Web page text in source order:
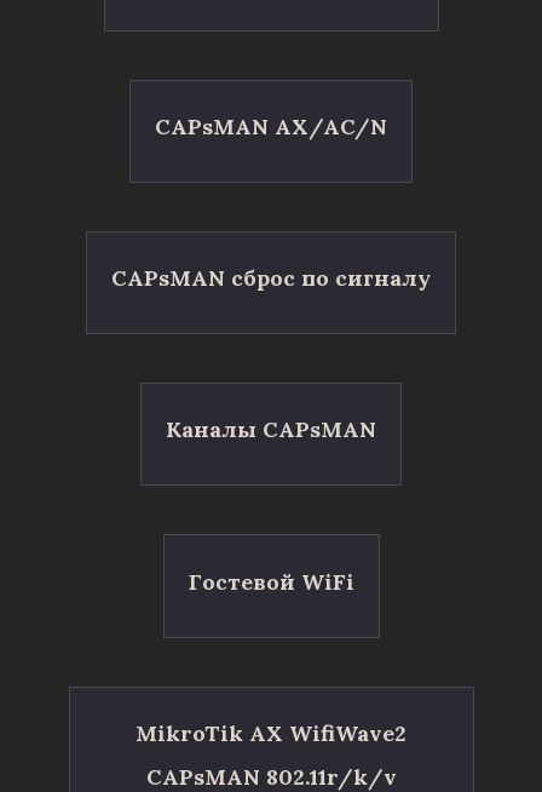
CAPsMAN AX/AC/N
CAPsMAN сброс по сигналу
Каналы CAPsMAN
Гостевой WiFi
MikroTik AX WifiWave2
CAPsMAN 802.11r/k/v